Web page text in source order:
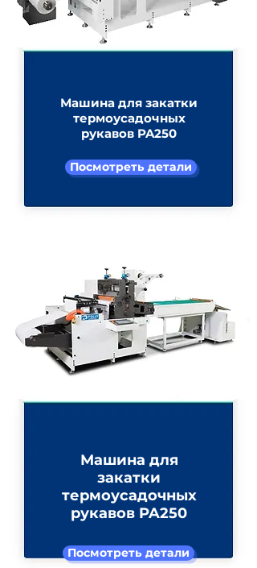
Машина для закатки
термоусадочных
рукавов PA250
Посмотреть детали
Посмотреть детали
Машина для
закатки
термоусадочных
рукавов PA250